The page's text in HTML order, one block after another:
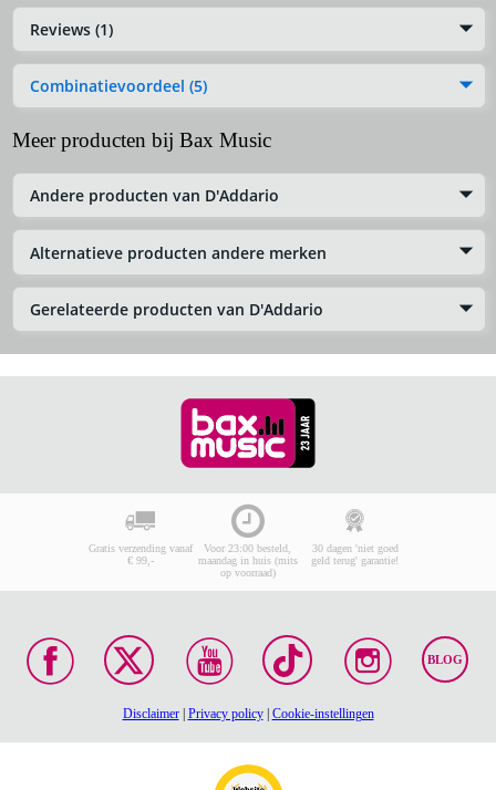
Reviews (1)
Combinatievoordeel (5)
Meer producten bij Bax Music
Andere producten van D'Addario
Alternatieve producten andere merken
Gerelateerde producten van D'Addario
Gratis verzending vanaf
€ 99,-
Voor 23:00 besteld,
maandag in huis (mits
op voorraad)
30 dagen 'niet goed
geld terug' garantie!
BLOG
Disclaimer| Privacy policy| Cookie-instellingen